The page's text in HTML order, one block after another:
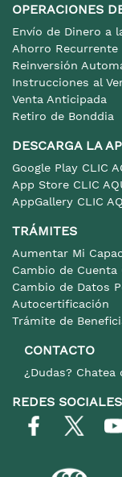
OPERACIONES
Envío de Dinero a
Ahorro Recurrente
Reinversión
Instrucciones al
Venta Anticipada
Retiro de Bonddia
DESCARGA LA
Google Play CLIC
App Store CLIC
AppGallery CLIC
TRÁMITES
Aumentar Mi
Cambio de Cuenta
Cambio de Datos
Autocertificación
Trámite de
CONTACTO
¿Dudas?
REDES SOCIALES